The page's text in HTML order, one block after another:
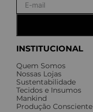
INSTITUCIONAL
Quem Somos
Nossas Lojas
Sustentabilidade
Tecidos e Insumos
Mankind
Produção Consciente